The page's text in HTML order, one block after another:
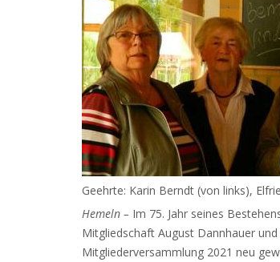
Geehrte: Karin Berndt (von links),
Hemeln – Im 75. Jahr seines
Mitgliedschaft August Dannhauer
Mitgliederversammlung 2021 neu